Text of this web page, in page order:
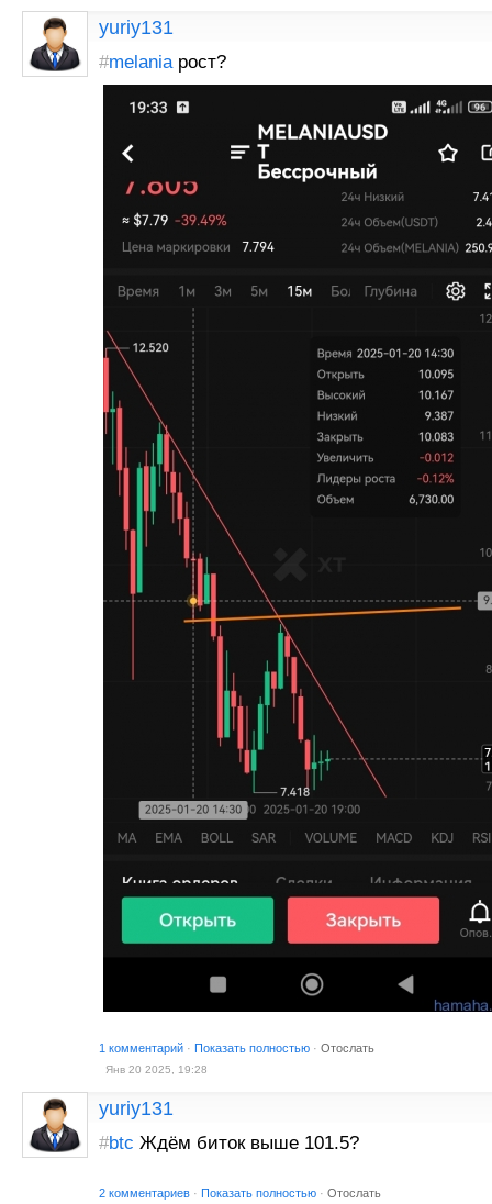
yuriy131
#melaniaрост?
1 комментарий · Показать полностью · Отослать
Янв 20 2025, 19:28
yuriy131
#btc Ждём биток выше 101.5?
2 комментариев · Показать полностью · Отослать